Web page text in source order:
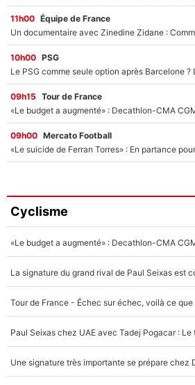
11h00 Équipe de France
10h00 PSG
09h15 Tour de France
09h00 Mercato Football
Cyclisme